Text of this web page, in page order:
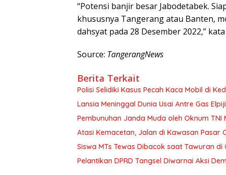
“Potensi banjir besar Jabodetabek.
khususnya Tangerang atau Banten,
dahsyat pada 28 Desember 2022,”
Source: TangerangNews
Berita Terkait
Polisi Selidiki Kasus Pecah Kaca Mobil di
Lansia Meninggal Dunia Usai Antre Gas
Pembunuhan Janda Muda oleh Oknum
Atasi Kemacetan, Jalan di Kawasan Pasar
Siswa MTs Tewas Dibacok saat Tawuran
Pelantikan DPRD Tangsel Diwarnai Aksi